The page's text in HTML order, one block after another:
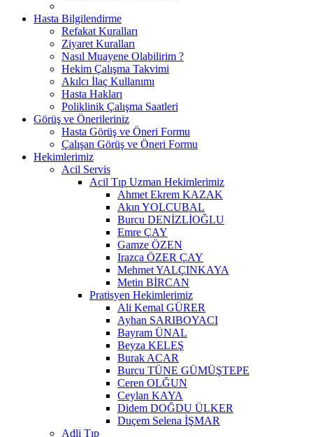
Hasta Bilgilendirme
Refakat Kuralları
Ziyaret Kuralları
Nasıl Muayene Olabilirim ?
Hekim Çalışma Takvimi
Akılcı İlaç Kullanımı
Hasta Hakları
Poliklinik Çalışma Saatleri
Görüş ve Önerileriniz
Hasta Görüş ve Öneri Formu
Çalışan Görüş ve Öneri Formu
Hekimlerimiz
Acil Servis
Acil Tıp Uzman Hekimlerimiz
Ahmet Ekrem KAZAK
Akın YOLCUBAL
Burcu DENİZLİOĞLU
Emre ÇAY
Gamze ÖZEN
Irazca ÖZER ÇAY
Mehmet YALÇINKAYA
Metin BİRCAN
Pratisyen Hekimlerimiz
Ali Kemal GÜRER
Ayhan SARIBOYACI
Bayram ÜNAL
Beyza KELEŞ
Burak ACAR
Burcu TÜNE GÜMÜŞTEPE
Ceren OLĞUN
Ceylan KAYA
Didem DOĞDU ÜLKER
Duçem Selena İŞMAR
Adli Tıp